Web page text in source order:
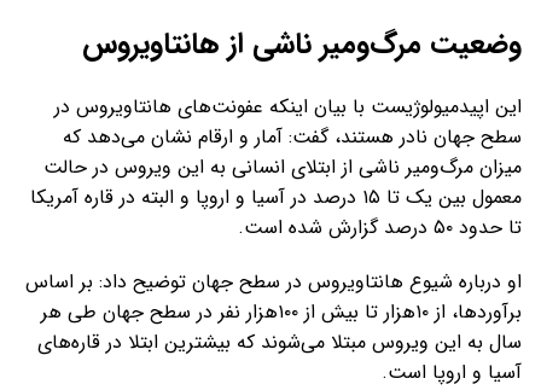
وضعیت مرگ‌ومیر ناشی از هانتاویروس
این اپیدمیولوژیست با بیان اینکه عفونت‌های هانتاویروس در
سطح جهان نادر هستند، گفت: آمار و ارقام نشان می‌دهد که
میزان مرگ‌ومیر ناشی از ابتلای انسانی به این ویروس در حالت
معمول بین یک تا ۱۵ درصد در آسیا و اروپا و البته در قاره آمریکا
تا حدود ۵۰ درصد گزارش شده است.
او درباره شیوع هانتاویروس در سطح جهان توضیح داد: بر اساس
برآوردها، از ۱۰هزار تا بیش از ۱۰۰هزار نفر در سطح جهان طی هر
سال به این ویروس مبتلا می‌شوند که بیشترین ابتلا در قاره‌های
آسیا و اروپا است.